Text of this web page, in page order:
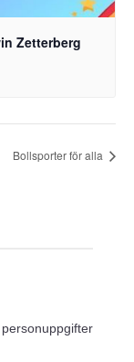
Zetterberg
Bollsporter för alla